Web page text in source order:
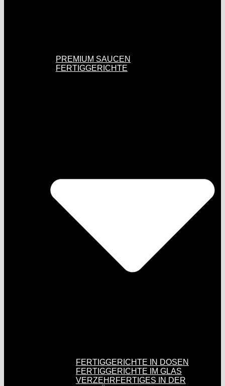
PREMIUM SAUCEN
FERTIGGERICHTE
FERTIGGERICHTE IN DOSEN
FERTIGGERICHTE IM GLAS
VERZEHRFERTIGES IN DER